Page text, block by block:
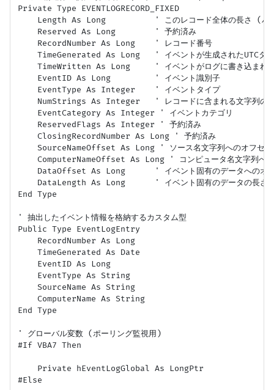
Private Type EVENTLOGRECORD_FIXED
Length As Long          ' このレコード全体の長さ (バ
    Reserved As Long        ' 予約済み
    RecordNumber As Long    ' レコード番号
TimeGenerated As Long   ' イベントが生成されたUTCタイ
TimeWritten As Long     ' イベントがログに書き込まれ
    EventID As Long         ' イベント識別子
    EventType As Integer    ' イベントタイプ
NumStrings As Integer   ' レコードに含まれる文字列の
    EventCategory As Integer ' イベントカテゴリ
    ReservedFlags As Integer ' 予約済み
    ClosingRecordNumber As Long ' 予約済み
SourceNameOffset As Long ' ソース名文字列へのオフセッ
ComputerNameOffset As Long ' コンピュータ名文字列への
DataOffset As Long      ' イベント固有のデータへのオ
    DataLength As Long      ' イベント固有のデータの長さ
End Type
' 抽出したイベント情報を格納するカスタム型
Public Type EventLogEntry
    RecordNumber As Long
    TimeGenerated As Date
    EventID As Long
    EventType As String
    SourceName As String
    ComputerName As String
End Type
' グローバル変数 (ポーリング監視用)
#If VBA7 Then
    Private hEventLogGlobal As LongPtr
#Else